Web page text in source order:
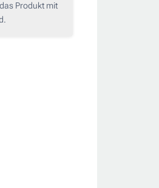
Produkt mit